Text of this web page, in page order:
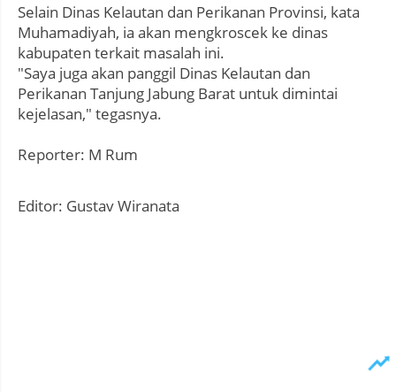
Selain Dinas Kelautan dan Perikanan Provinsi, kata
Muhamadiyah, ia akan mengkroscek ke dinas
kabupaten terkait masalah ini.
"Saya juga akan panggil Dinas Kelautan dan
Perikanan Tanjung Jabung Barat untuk dimintai
kejelasan," tegasnya.
Reporter: M Rum
Editor: Gustav Wiranata